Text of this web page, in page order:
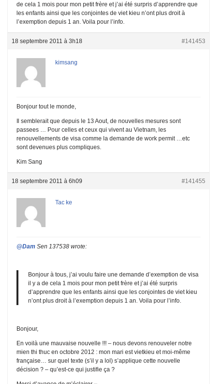
de cela 1 mois pour mon petit frère et j’ai été surpris d’apprendre que
les enfants ainsi que les conjointes de viet kieu n’ont plus droit à
l’exemption depuis 1 an. Voila pour l’info.
18 septembre 2011 à 3h18 #141453
kimsang
Bonjour tout le monde,
Il semblerait que depuis le 13 Aout, de nouvelles mesures sont
passees … Pour celles et ceux qui vivent au Vietnam, les
renouvellements de visa comme la demande de work permit …etc
sont devenues plus compliques.
Kim Sang
18 septembre 2011 à 6h09 #141455
Tac ke
@Dam Sen 137538 wrote:
Bonjour à tous, j’ai voulu faire une demande d’exemption de visa
il y a de cela 1 mois pour mon petit frère et j’ai été surpris
d’apprendre que les enfants ainsi que les conjointes de viet kieu
n’ont plus droit à l’exemption depuis 1 an. Voila pour l’info.
Bonjour,
En voilà une mauvaise nouvelle !!! – nous devons renouveler notre
mien thi thuc en octobre 2012 : mon mari est vietkieu et moi-même
française… sur quel texte (s’il y a lol) s’applique cette nouvelle
décision ? – qu’est-ce qui justifie ça ?